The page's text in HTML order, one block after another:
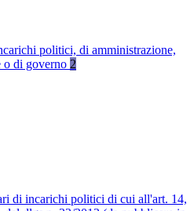
politici, di amministrazione,
o di governo 2
di incarichi politici di cui all'art. 14,